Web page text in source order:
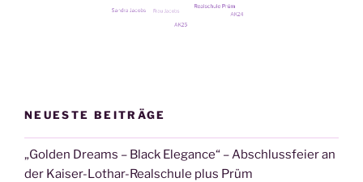
NEUESTE BEITRÄGE
„Golden Dreams – Black Elegance“ – Abschlussfeier an
der Kaiser-Lothar-Realschule plus Prüm